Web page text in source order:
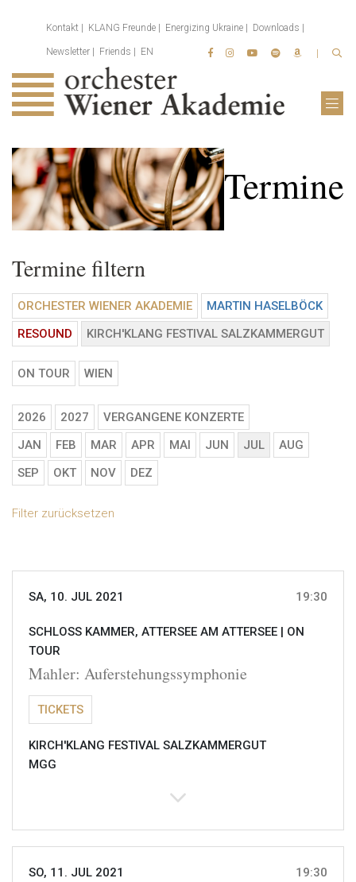
Kontakt KLANG Freunde Energizing Ukraine Downloads
Newsletter Friends EN
Termine
Termine filtern
ORCHESTER WIENER AKADEMIE
MARTIN HASELBÖCK
RESOUND
KIRCH'KLANG FESTIVAL SALZKAMMERGUT
ON TOUR WIEN
2026 2027
VERGANGENE KONZERTE
JAN
FEB MAR APR MAI JUN JUL
AUG
SEP
OKT NOV DEZ
Filter zurücksetzen
SA, 10. JUL 2021 19:30
SCHLOSS KAMMER, ATTERSEE AM ATTERSEE | ON
TOUR
Mahler: Auferstehungssymphonie
TICKETS
KIRCH'KLANG FESTIVAL SALZKAMMERGUT
MGG
SO, 11. JUL 2021 19:30